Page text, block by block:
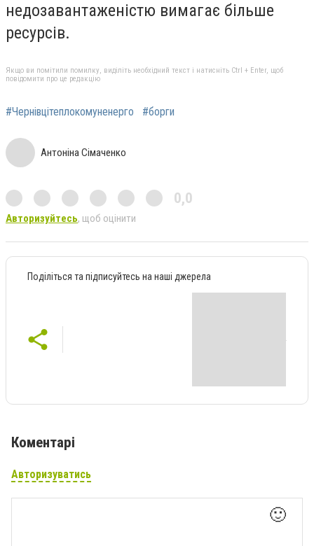
недозавантаженістю вимагає більше
ресурсів.
Якщо ви помітили помилку, виділіть необхідний текст і натисніть Ctrl + Enter, щоб
повідомити про це редакцію
#Чернівцітеплокомуненерго #борги
Антоніна Сімаченко
0,0
Авторизуйтесь, щоб оцінити
Поділіться та підписуйтесь на наші джерела
Коментарі
Авторизуватись
🙂